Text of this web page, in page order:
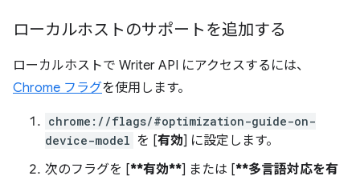
ローカルホストのサポートを追加する
ローカルホストで Writer API にアクセスするには、
Chrome フラグを使用します。
chrome://flags/#optimization-guide-on-
device-model を [有効] に設定します。
次のフラグを [**有効**] または [**多言語対応を有